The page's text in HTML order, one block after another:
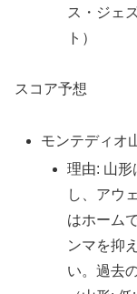
ス・ジェ
ト）
スコア予想
モンテディオ
理由: 山
し、アウ
はホーム
ンマを抑
い。過去